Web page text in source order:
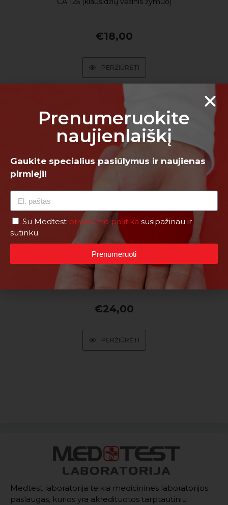
€18,00
PERŽIŪRĖTI
CA 72-4 (skrandžio vėžio žymuo)
€24,00
PERŽIŪRĖTI
Medtest laboratorija teikia medicinines laboratorijos
paslaugas, kurios yra akredituotos tarptautiniu
Prenumeruokite
naujienlaiškį
Gaukite specialius pasiūlymus ir naujienas
pirmieji!
Su Medtest privatumo politika susipažinau ir
sutinku.
Prenumeruoti